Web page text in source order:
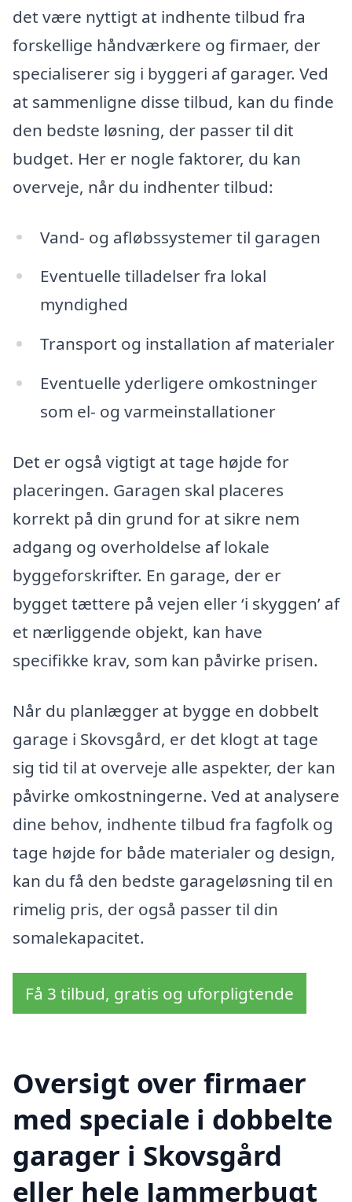
det være nyttigt at indhente tilbud fra
forskellige håndværkere og firmaer, der
specialiserer sig i byggeri af garager. Ved
at sammenligne disse tilbud, kan du finde
den bedste løsning, der passer til dit
budget. Her er nogle faktorer, du kan
overveje, når du indhenter tilbud:
Vand- og afløbssystemer til garagen
Eventuelle tilladelser fra lokal
myndighed
Transport og installation af materialer
Eventuelle yderligere omkostninger
som el- og varmeinstallationer
Det er også vigtigt at tage højde for
placeringen. Garagen skal placeres
korrekt på din grund for at sikre nem
adgang og overholdelse af lokale
byggeforskrifter. En garage, der er
bygget tættere på vejen eller ‘i skyggen’ af
et nærliggende objekt, kan have
specifikke krav, som kan påvirke prisen.
Når du planlægger at bygge en dobbelt
garage i Skovsgård, er det klogt at tage
sig tid til at overveje alle aspekter, der kan
påvirke omkostningerne. Ved at analysere
dine behov, indhente tilbud fra fagfolk og
tage højde for både materialer og design,
kan du få den bedste garageløsning til en
rimelig pris, der også passer til din
somalekapacitet.
Få 3 tilbud, gratis og uforpligtende
Oversigt over firmaer
med speciale i dobbelte
garager i Skovsgård
eller hele Jammerbugt